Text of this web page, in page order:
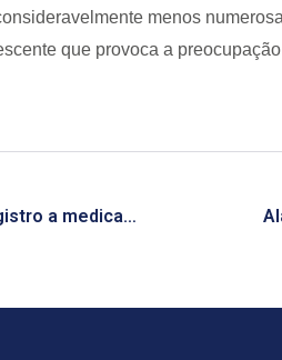
menos
que provoca a
Anvisa concede registro a medicamento brasileiro inovador contra tuberculose